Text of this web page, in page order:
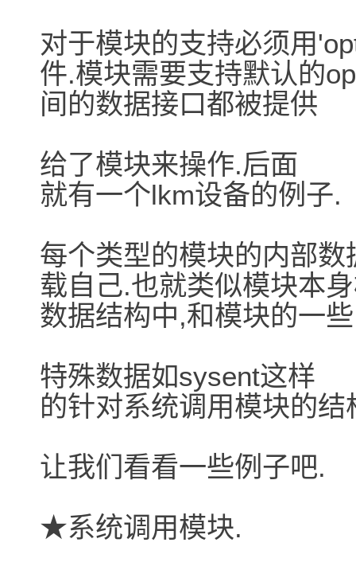
对于模块的支持必须用
件.模块需要支持默认的
间的数据接口都被提供
给了模块来操作.后面
就有一个lkm设备的例子.
每个类型的模块的内部
载自己.也就类似模块本
数据结构中,和模块的一些
特殊数据如sysent这样
的针对系统调用模块的结
让我们看看一些例子吧.
★系统调用模块.